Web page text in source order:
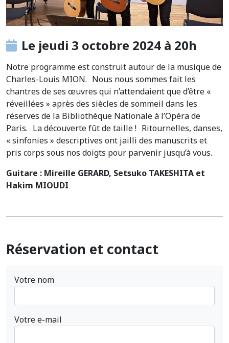
Le jeudi 3 octobre 2024 à 20h
Notre programme est construit autour de la musique de
Charles-Louis MION. Nous nous sommes fait les
chantres de ses œuvres qui n’attendaient que d’être «
réveillées » après des siècles de sommeil dans les
réserves de la Bibliothèque Nationale à l’Opéra de
Paris. La découverte fût de taille ! Ritournelles, danses,
« sinfonies » descriptives ont jailli des manuscrits et
pris corps sous nos doigts pour parvenir jusqu’à vous.
Guitare : Mireille GERARD, Setsuko TAKESHITA et
Hakim MIOUDI
Réservation et contact
Votre nom
Votre e-mail